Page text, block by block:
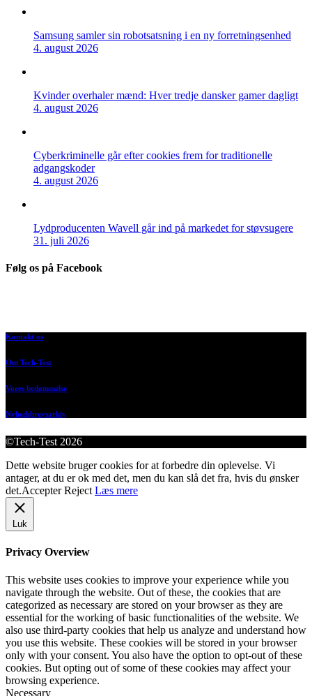
Samsung samler sin robotsatsning i en ny forretningsenhed
4. august 2026
Kvinder overhaler mænd: Hver tredje dansker gamer dagligt
4. august 2026
Cyberkriminelle går efter cookies frem for traditionelle
adgangskoder
4. august 2026
Lydproducenten Wavell går ind på markedet for støvsugere
31. juli 2026
Følg os på Facebook
Kontakt os
Om Tech-Test
Vores bedømmelse
Nyhedsbrevsarkiv
©Tech-Test 2026
Dette website bruger cookies for at forbedre din oplevelse. Vi
antager, at du er ok med det, men du kan slå det fra, hvis du ønsker
det.Accepter Reject Læs mere
Luk
Privacy Overview
This website uses cookies to improve your experience while you
navigate through the website. Out of these, the cookies that are
categorized as necessary are stored on your browser as they are
essential for the working of basic functionalities of the website. We
also use third-party cookies that help us analyze and understand how
you use this website. These cookies will be stored in your browser
only with your consent. You also have the option to opt-out of these
cookies. But opting out of some of these cookies may affect your
browsing experience.
Necessary